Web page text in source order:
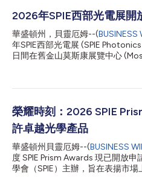
界和政府機構的領袖人物，其中多
學與光子學社群貢獻，向來是樂事
任教於丹麥科技大學 (Technical
Andersen博士表示，「我與SPIE
揚。完整的2026年SPIE新任會士
2026年SPIE西部光電展開
華盛頓州，貝靈厄姆--(BUSINESS
年SPIE西部光電展 (SPIE
日間在舊金山莫斯康展覽中心
們將在為期一週的精采會期內分
150場特別活動迎來1200多家參
子學技術，帶來振奮人心的體驗。
域，展示利用光學和光電學的最新
電學、生物醫學光學以及診斷和
焦於雷射產業及其多樣應用；
元件；西部量子展 (Quantum
子傳感和資訊系統到量子材料和
榮耀時刻：2026 SPIE
許卓越光學產品
華盛頓州貝靈厄姆--(BUSINESS
度 SPIE Prism Awards 現已開放
學會（SPIE）主辦，旨在表揚市